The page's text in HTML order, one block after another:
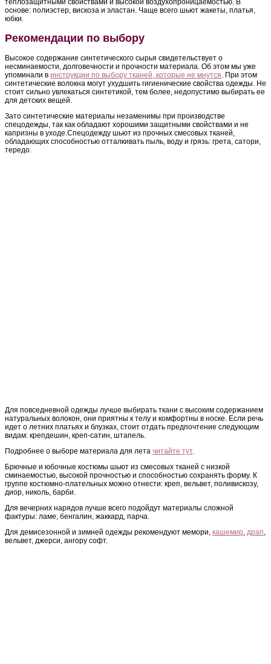
теплозащитными свойствами и высокой воздухопроницаемостью. В
основе: полиэстер, вискоза и эластан. Чаще всего шьют жакеты, платья,
юбки.
Рекомендации по выбору
Высокое содержание синтетического сырья свидетельствует о
несминаемости, долговечности и прочности материала. Об этом мы уже
упоминали в инструкции по выбору тканей, которые не мнутся. При этом
синтетические волокна могут ухудшить гигиенические свойства одежды. Не
стоит сильно увлекаться синтетикой, тем более, недопустимо выбирать ее
для детских вещей.
Зато синтетические материалы незаменимы при производстве
спецодежды, так как обладают хорошими защитными свойствами и не
капризны в уходе.Спецодежду шьют из прочных смесовых тканей,
обладающих способностью отталкивать пыль, воду и грязь: грета, сатори,
тередо.
Для повседневной одежды лучше выбирать ткани с высоким содержанием
натуральных волокон, они приятны к телу и комфортны в носке. Если речь
идет о летних платьях и блузках, стоит отдать предпочтение следующим
видам: крепдешин, креп-сатин, штапель.
Подробнее о выборе материала для лета читайте тут.
Брючные и юбочные костюмы шьют из смесовых тканей с низкой
сминаемостью, высокой прочностью и способностью сохранять форму. К
группе костюмно-плательных можно отнести: креп, вельвет, поливискозу,
диор, николь, барби.
Для вечерних нарядов лучше всего подойдут материалы сложной
фактуры: ламе, бенгалин, жаккард, парча.
Для демисезонной и зимней одежды рекомендуют мемори, кашемир, драп,
вельвет, джерси, ангору софт.